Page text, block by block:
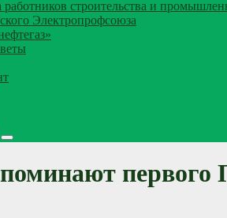
строительства и
Электропрофсоюза